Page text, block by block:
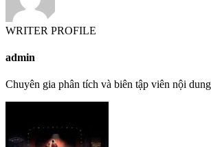
WRITER PROFILE
admin
Chuyên gia phân tích và biên tập viên nội